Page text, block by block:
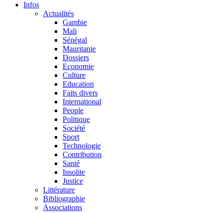
Infos
Actualités
Gambie
Mali
Sénégal
Mauritanie
Dossiers
Economie
Culture
Education
Faits divers
International
People
Politique
Société
Sport
Technologie
Contribution
Santé
Insolite
Justice
Littérature
Bibliographie
Associations